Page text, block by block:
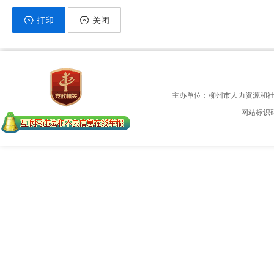
打印 关闭
主办单位：柳州市人力资源和
网站标识